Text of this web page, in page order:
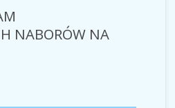
NABORÓW NA